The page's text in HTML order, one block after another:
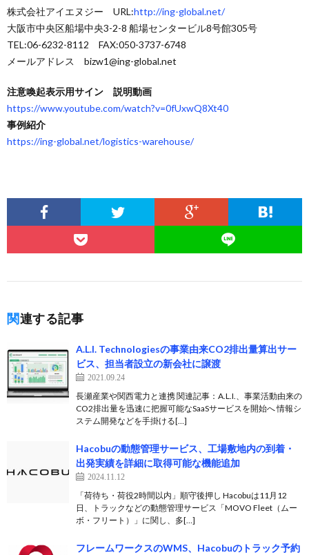
株式会社アイエヌジー URL:http://ing-global.net/
大阪市中央区船場中央3-2-8 船場センタービル8号館305号
TEL:06-6232-8112 FAX:050-3737-6748
メールアドレス bizw1@ing-global.net
注意喚起表示用サイン 説明動画
https://www.youtube.com/watch?v=0fUxwQ8Xt40
事例紹介
https://ing-global.net/logistics-warehouse/
関連する記事
A.L.I. Technologiesの事業由来CO2排出量算出サー
ビス、担当者設立の新会社に譲渡
2021.09.24
長瀬産業や関西電力と連携 関連記事：A.L.I.、事業活動由来の
CO2排出量を迅速に把握可能なSaaSサービスを開始へ 情報シ
ステム開発などを手掛ける[…]
Hacobuの動態管理サービス、工場敷地内の到着・
出発実績を詳細に取得可能な機能追加
2024.11.12
「荷待ち・荷役2時間以内」順守後押し Hacobuは11月12
日、トラックなどの動態管理サービス「MOVO Fleet（ムー
ボ・フリート）」に関し、多[…]
フレームワークスのWMS、Hacobuのトラック予約